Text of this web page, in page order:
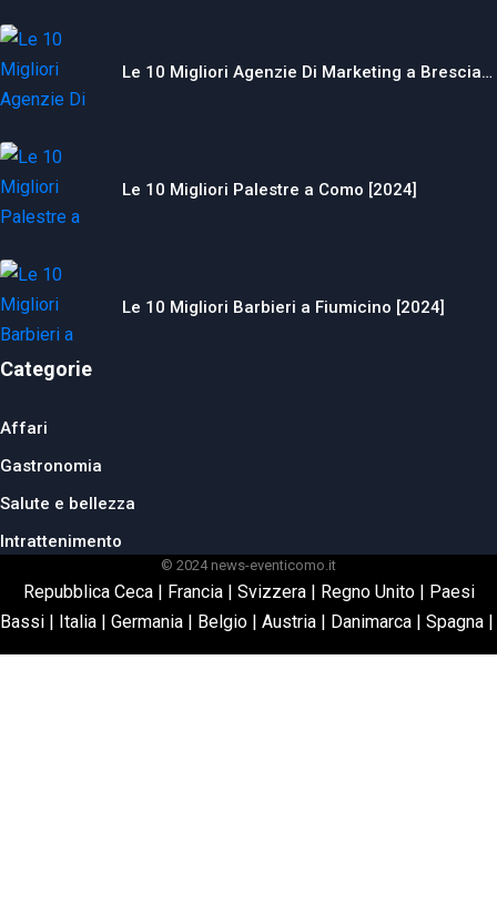
Le 10 Migliori Agenzie Di Marketing a Brescia…
Le 10 Migliori Palestre a Como [2024]
Le 10 Migliori Barbieri a Fiumicino [2024]
Categorie
Affari
Gastronomia
Salute e bellezza
Intrattenimento
© 2024 news-eventicomo.it
Repubblica Ceca| Francia| Svizzera| Regno Unito| Paesi
Bassi | Italia | Germania | Belgio | Austria | Danimarca | Spagna |